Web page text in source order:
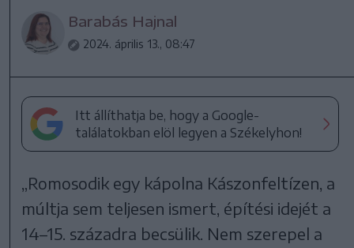
Barabás Hajnal
2024. április 13., 08:47
Itt állíthatja be, hogy a Google-
találatokban elöl legyen a Székelyhon!
„Romosodik egy kápolna Kászonfeltízen, a
múltja sem teljesen ismert, építési idejét a
14–15. századra becsülik. Nem szerepel a